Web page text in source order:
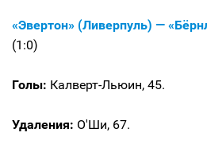
«Эвертон» (Ливерпуль) —
(1:0)
Голы: Калверт-Льюин, 45.
Удаления: О'Ши, 67.